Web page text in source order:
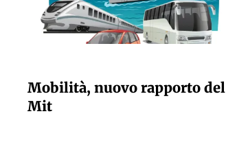
Mobilità, nuovo rapporto del
Mit